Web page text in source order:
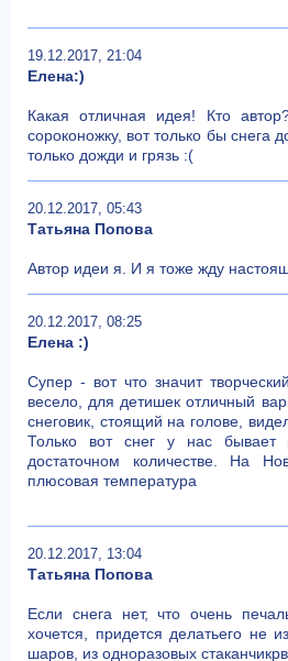
19.12.2017, 21:04
Елена:)
Какая отличная идея! Кто
сороконожку, вот только бы снега
только дожди и грязь :(
20.12.2017, 05:43
Татьяна Попова
Автор идеи я. И я тоже жду
20.12.2017, 08:25
Елена :)
Супер - вот что значит
весело, для детишек отличный
снеговик, стоящий на голове,
Только вот снег у нас
достаточном количестве. На
плюсовая температура
20.12.2017, 13:04
Татьяна Попова
Если снега нет, что очень
хочется, придется делатьего не
шаров, из одноразовых стаканчикрв